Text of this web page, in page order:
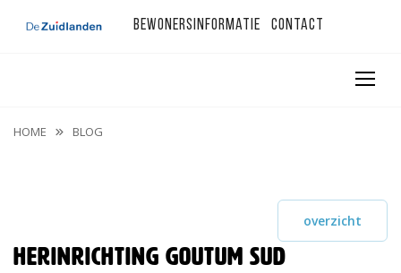
Bewonersinformatie Contact
HOME BLOG
overzicht
Herinrichting Goutum Sud